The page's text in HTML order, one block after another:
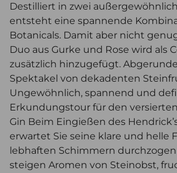
Destilliert in zwei
entsteht eine spannende
Botanicals. Damit aber nicht
Duo aus Gurke und Rose wird als
zusätzlich hinzugefügt.
Spektakel von dekadenten
Ungewöhnlich, spannend und
Erkundungstour für den
Gin Beim Eingießen des
erwartet Sie seine klare und helle
lebhaften Schimmern durchzogen
steigen Aromen von Steinobst,